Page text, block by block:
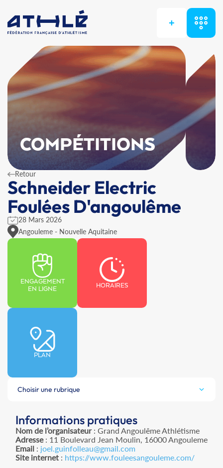
+
COMPÉTITIONS
Retour
Schneider Electric
Foulées D'angoulême
28 Mars 2026
Angouleme - Nouvelle Aquitaine
ENGAGEMENT
EN LIGNE
HORAIRES
PLAN
Choisir une rubrique
Informations pratiques
Nom de l’organisateur: Grand Angoulême Athlétisme
Adresse: 11 Boulevard Jean Moulin, 16000 Angouleme
Email : joel.guinfolleau@gmail.com
Site internet : https://www.fouleesangouleme.com/